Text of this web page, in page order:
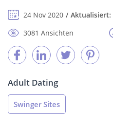
24 Nov 2020 Aktualisiert:
3081 Ansichten
Adult Dating
Swinger Sites